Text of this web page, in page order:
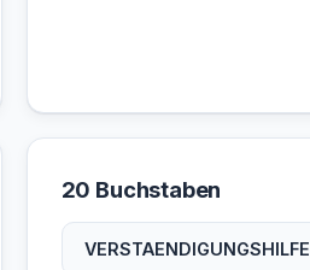
20 Buchstaben
VERSTAENDIGUNGSHILFE